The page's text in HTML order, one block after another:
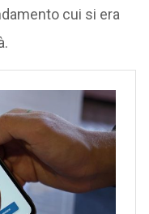
cui si era